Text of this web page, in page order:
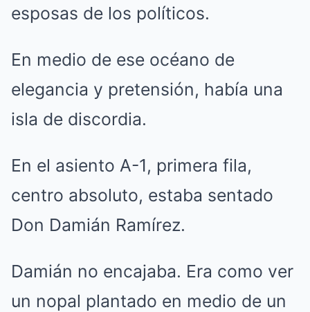
esposas de los políticos.
En medio de ese océano de
elegancia y pretensión, había una
isla de discordia.
En el asiento A-1, primera fila,
centro absoluto, estaba sentado
Don Damián Ramírez.
Damián no encajaba. Era como ver
un nopal plantado en medio de un